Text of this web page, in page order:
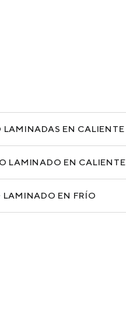
LAMINADAS EN CALIENTE
LAMINADO EN CALIENTE
LAMINADO EN FRÍO